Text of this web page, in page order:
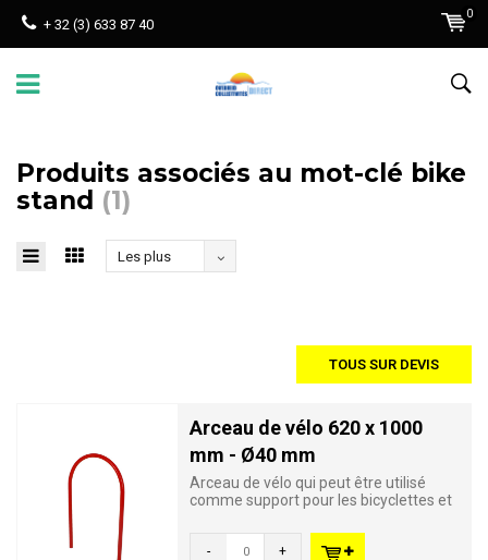
+ 32 (3) 633 87 40
0
Produits associés au mot-clé bike
stand (1)
Les plus
TOUS SUR DEVIS
Arceau de vélo 620 x 1000
mm - Ø40 mm
Arceau de vélo qui peut être utilisé
comme support pour les bicyclettes et
- +